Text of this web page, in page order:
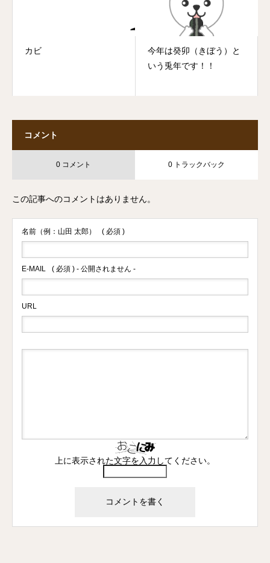
カビ
今年は癸卯（きぼう）と
いう兎年です！！
コメント
0 コメント 0 トラックバック
この記事へのコメントはありません。
名前（例：山田 太郎） ( 必須 )
E-MAIL ( 必須 ) - 公開されません -
URL
上に表示された文字を入力してください。